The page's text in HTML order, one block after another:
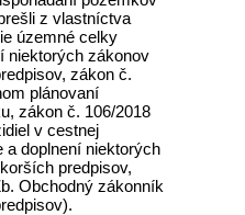
z vlastníctva
územné celky
niektorých zákonov
zákon č.
plánovaní
zákon č. 106/2018
v cestnej
a doplnení niektorých
predpisov,
Obchodný zákonník